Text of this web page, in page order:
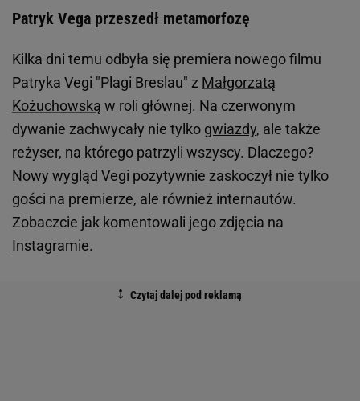
Patryk Vega przeszedł metamorfozę
Kilka dni temu odbyła się premiera nowego filmu
Patryka Vegi "Plagi Breslau" z Małgorzatą
Kożuchowską w roli głównej. Na czerwonym
dywanie zachwycały nie tylko gwiazdy, ale także
reżyser, na którego patrzyli wszyscy. Dlaczego?
Nowy wygląd Vegi pozytywnie zaskoczył nie tylko
gości na premierze, ale również internautów.
Zobaczcie jak komentowali jego zdjęcia na
Instagramie.